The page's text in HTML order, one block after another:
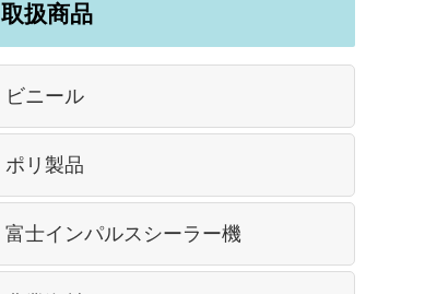
取扱商品
ビニール
ポリ製品
富士インパルスシーラー機